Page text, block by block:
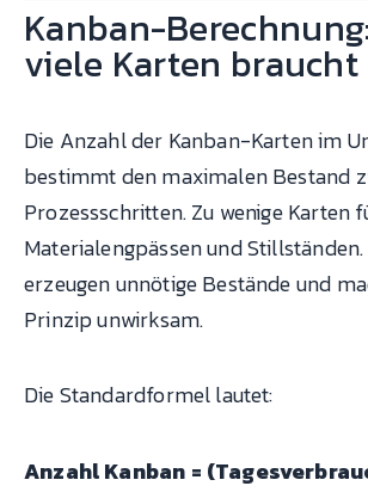
Kanban-
viele Karten braucht
Die Anzahl der Kanban-Karten im
bestimmt den maximalen Bestand
Prozessschritten. Zu wenige Karten
Materialengpässen und
erzeugen unnötige Bestände und
Prinzip unwirksam.
Die Standardformel lautet:
Anzahl Kanban =